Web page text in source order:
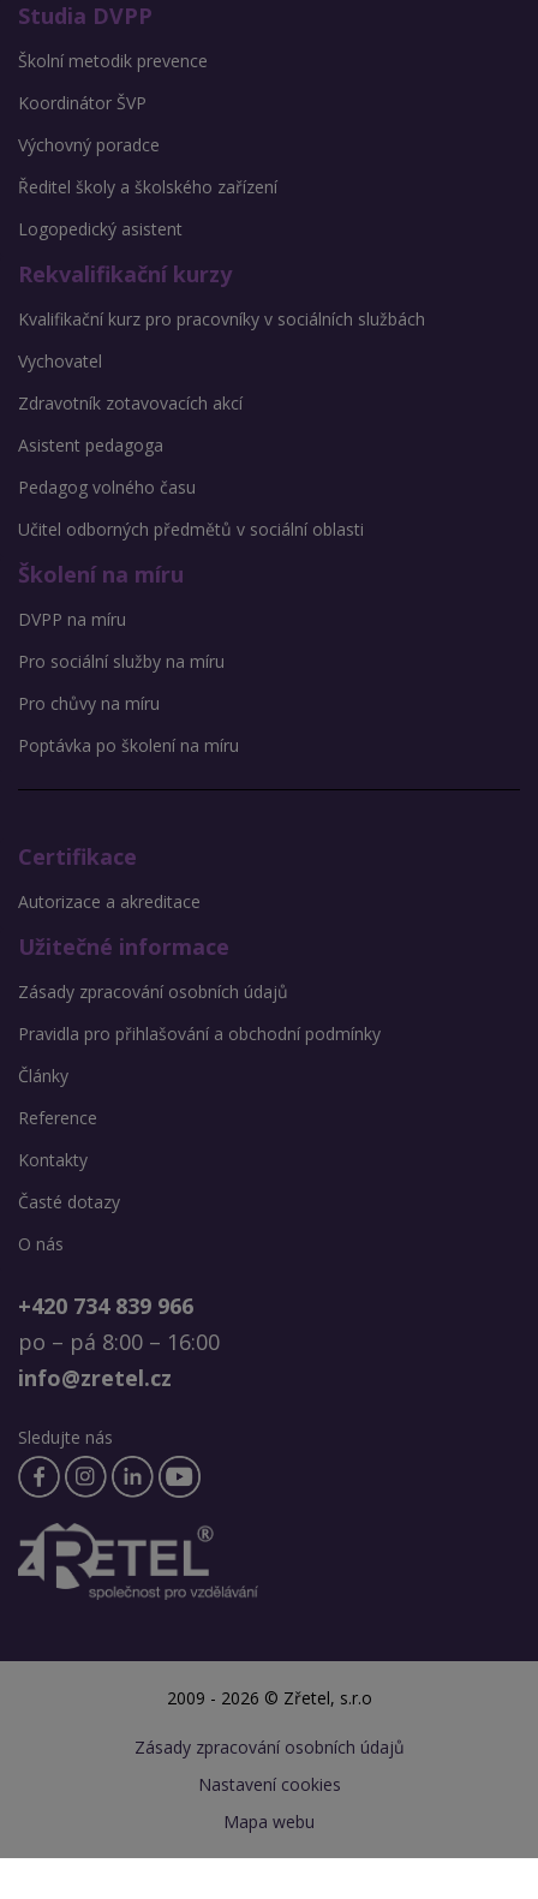
Studia DVPP
Školní metodik prevence
Koordinátor ŠVP
Výchovný poradce
Ředitel školy a školského zařízení
Logopedický asistent
Rekvalifikační kurzy
Kvalifikační kurz pro pracovníky v sociálních službách
Vychovatel
Zdravotník zotavovacích akcí
Asistent pedagoga
Pedagog volného času
Učitel odborných předmětů v sociální oblasti
Školení na míru
DVPP na míru
Pro sociální služby na míru
Pro chůvy na míru
Poptávka po školení na míru
Certifikace
Autorizace a akreditace
Užitečné informace
Zásady zpracování osobních údajů
Pravidla pro přihlašování a obchodní podmínky
Články
Reference
Kontakty
Časté dotazy
O nás
+420 734 839 966
po – pá 8:00 – 16:00
info@zretel.cz
Sledujte nás
2009 - 2026 © Zřetel, s.r.o
Zásady zpracování osobních údajů
Nastavení cookies
Mapa webu